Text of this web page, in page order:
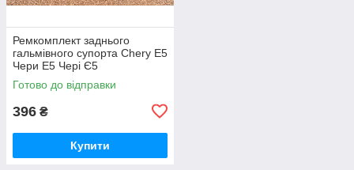
Ремкомплект заднього
гальмівного супорта Chery E5
Чери Е5 Чері Є5
Готово до відправки
396 ₴
Купити